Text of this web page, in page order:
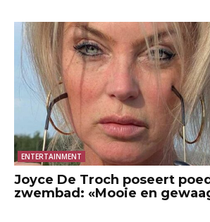
ENTERTAINMENT
Joyce De Troch poseert
zwembad: «Mooie en